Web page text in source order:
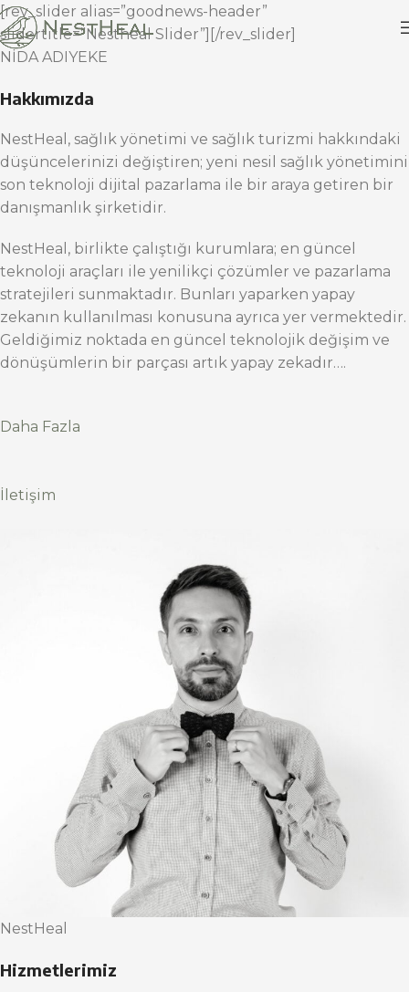
[rev_slider alias=”goodnews-header”
slidertitle=”Nestheal Slider”][/rev_slider]
NİDA ADIYEKE
Hakkımızda
NestHeal, sağlık yönetimi ve sağlık turizmi hakkındaki
düşüncelerinizi değiştiren; yeni nesil sağlık yönetimini
son teknoloji dijital pazarlama ile bir araya getiren bir
danışmanlık şirketidir.
NestHeal, birlikte çalıştığı kurumlara; en güncel
teknoloji araçları ile yenilikçi çözümler ve pazarlama
stratejileri sunmaktadır. Bunları yaparken yapay
zekanın kullanılması konusuna ayrıca yer vermektedir.
Geldiğimiz noktada en güncel teknolojik değişim ve
dönüşümlerin bir parçası artık yapay zekadır….
Daha Fazla
İletişim
NestHeal
Hizmetlerimiz